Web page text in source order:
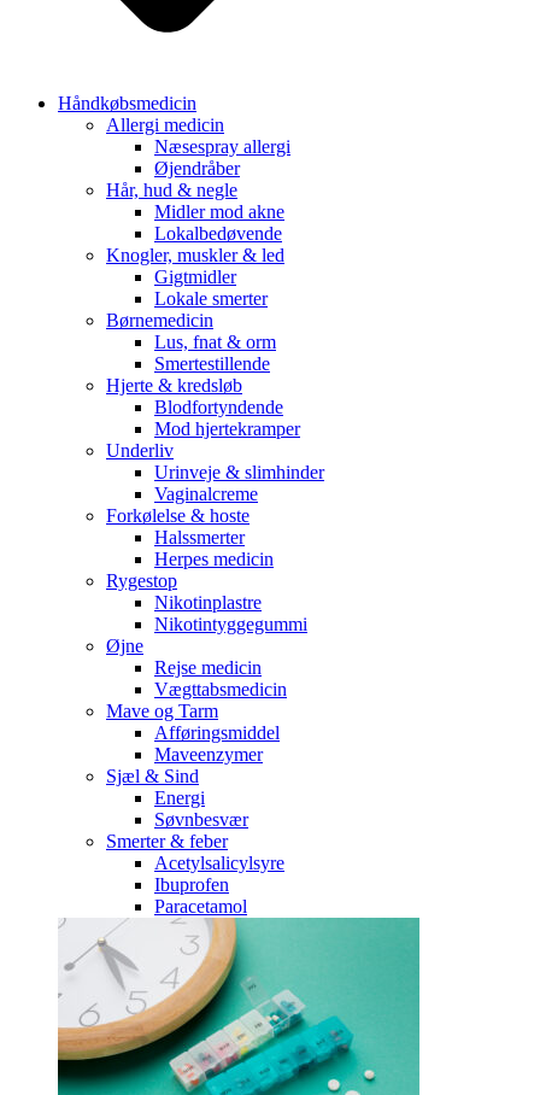
Håndkøbsmedicin
Allergi medicin
Næsespray allergi
Øjendråber
Hår, hud & negle
Midler mod akne
Lokalbedøvende
Knogler, muskler & led
Gigtmidler
Lokale smerter
Børnemedicin
Lus, fnat & orm
Smertestillende
Hjerte & kredsløb
Blodfortyndende
Mod hjertekramper
Underliv
Urinveje & slimhinder
Vaginalcreme
Forkølelse & hoste
Halssmerter
Herpes medicin
Rygestop
Nikotinplastre
Nikotintyggegummi
Øjne
Rejse medicin
Vægttabsmedicin
Mave og Tarm
Afføringsmiddel
Maveenzymer
Sjæl & Sind
Energi
Søvnbesvær
Smerter & feber
Acetylsalicylsyre
Ibuprofen
Paracetamol